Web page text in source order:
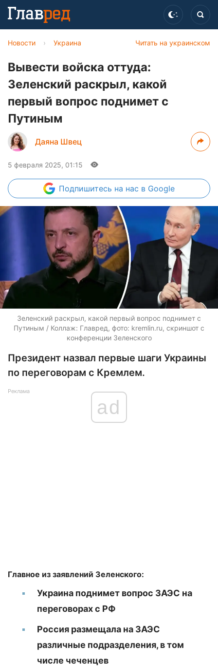
Читать на украинском
Новости › Украина
Вывести войска оттуда:
Зеленский раскрыл, какой
первый вопрос поднимет с
Путиным
Даяна Швец
5 февраля 2025, 01:15
Подпишитесь на нас в Google
Зеленский раскрыл, какой первый вопрос поднимет с
Путиным / Коллаж: Главред, фото: kremlin.ru, скриншот с
конференции Зеленского
Президент назвал первые шаги Украины
по переговорам с Кремлем.
Реклама
ad
Главное из заявлений Зеленского:
Украина поднимет вопрос ЗАЭС на
переговорах с РФ
Россия размещала на ЗАЭС
различные подразделения, в том
числе чеченцев